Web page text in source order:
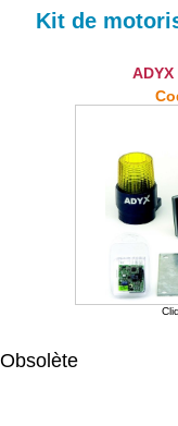
Kit de
ADYX
Obsolète